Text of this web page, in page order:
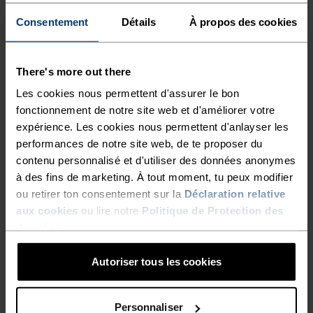
Consentement Détails À propos des cookies
There's more out there
Les cookies nous permettent d'assurer le bon
fonctionnement de notre site web et d'améliorer votre
expérience. Les cookies nous permettent d'anlayser les
performances de notre site web, de te proposer du
contenu personnalisé et d'utiliser des données anonymes
à des fins de marketing. À tout moment, tu peux modifier
ou retirer ton consentement sur la Déclaration relative
aux cookies ou lire notre Politique de Protection des
Autoriser tous les cookies
Personnaliser
L’HUMIDITÉ, TANDIS QUE LE
COL MONTANT ZIPPÉ BLOQUE
OU APPORTE UNE
VENTILATION
SUPPLÉMENTAIRE LORSQUE
VOUS EN AVEZ BESOIN.
VOTRE TEMPÉRATURE EST
AINSI MAINTENUE À UN
NIVEAU IDÉAL LORSQUE
VOUS VOUS EXERCEZ
INTENSÉMENT PAR TEMPS
FROID. LA MATIÈRE SOUPLE
vous en avez besoin. Votre température est ainsi
maintenue à un niveau idéal lorsque vous vous
souple de ce pull assure une totale liberté de
mouvement pour que vous puissiez repousser vos
limites sans vous sentir freinée, alors que ses
détails réfléchissants garantissent votre visibilité
dans l’obscurité. Perfectionnez votre équipement
technique cet hiver, avec le pull à manches
longues et col zippé Run Easy d’Odlo.
STYLE ET FONCTIONNALITÉ
Une collection pour l’entraînement qui travaille